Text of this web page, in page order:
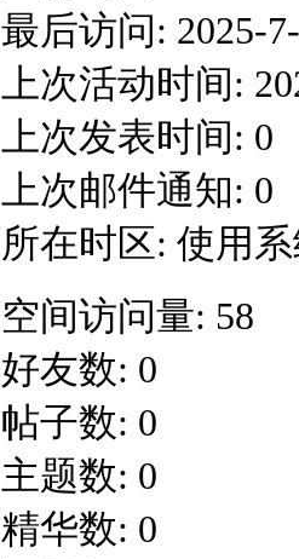
最后访问: 2025-
上次活动时间:
上次发表时间: 0
上次邮件通知: 0
所在时区: 使用
空间访问量: 58
好友数: 0
帖子数: 0
主题数: 0
精华数: 0